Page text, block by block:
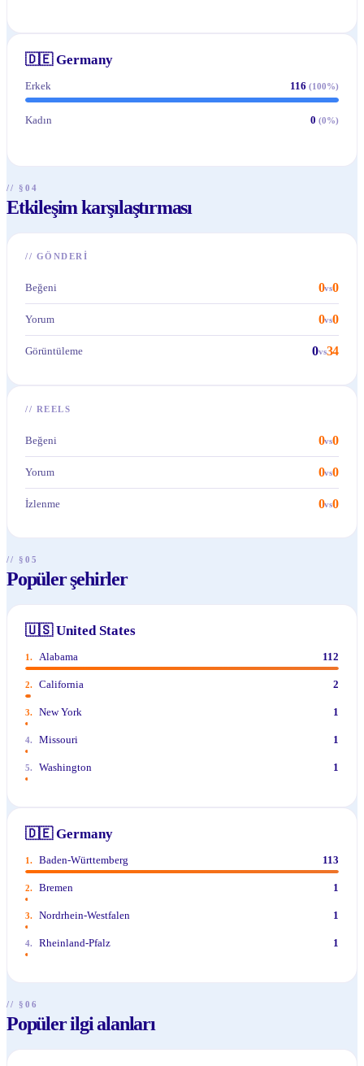
🇩🇪 Germany
Erkek 116 (100%)
Kadın 0 (0%)
// §04
Etkileşim karşılaştırması
// GÖNDERI
Beğeni 0vs0
Yorum 0vs0
Görüntüleme 0vs34
// REELS
Beğeni 0vs0
Yorum 0vs0
İzlenme 0vs0
// §05
Popüler şehirler
🇺🇸 United States
1. Alabama 112
2. California 2
3. New York 1
4. Missouri 1
5. Washington 1
🇩🇪 Germany
1. Baden-Württemberg 113
2. Bremen 1
3. Nordrhein-Westfalen 1
4. Rheinland-Pfalz 1
// §06
Popüler ilgi alanları